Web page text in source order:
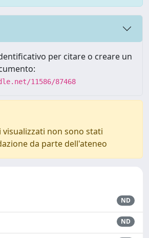
per citare o creare un
11586/87468
non sono stati
da parte dell'ateneo
ND
ND